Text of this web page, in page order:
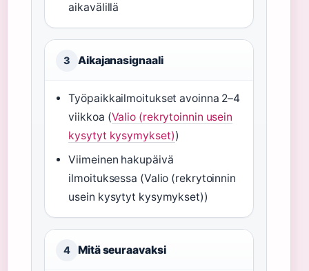
aikavälillä
3 Aikajanasignaali
Työpaikkailmoitukset avoinna 2–4
viikkoa (Valio (rekrytoinnin usein
kysytyt kysymykset))
Viimeinen hakupäivä
ilmoituksessa (Valio (rekrytoinnin
usein kysytyt kysymykset))
4 Mitä seuraavaksi